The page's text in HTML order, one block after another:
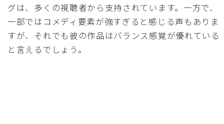
グは、多くの視聴者から支持されています。一方で、
一部ではコメディ要素が強すぎると感じる声もありま
すが、それでも彼の作品はバランス感覚が優れている
と言えるでしょう。